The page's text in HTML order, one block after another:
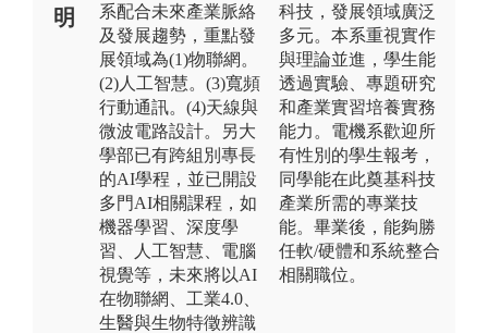
明
系配合未來產業脈絡
及發展趨勢，重點發
展領域為(1)物聯網。
(2)人工智慧。(3)寬頻
行動通訊。(4)天線與
微波電路設計。另大
學部已有跨組別專長
的AI學程，並已開設
多門AI相關課程，如
機器學習、深度學
習、人工智慧、電腦
視覺等，未來將以AI
在物聯網、工業4.0、
生醫與生物特徵辨識
科技，發展領域廣泛
多元。本系重視實作
與理論並進，學生能
透過實驗、專題研究
和產業實習培養實務
能力。電機系歡迎所
有性別的學生報考，
同學能在此奠基科技
產業所需的專業技
能。畢業後，能夠勝
任軟/硬體和系統整合
相關職位。